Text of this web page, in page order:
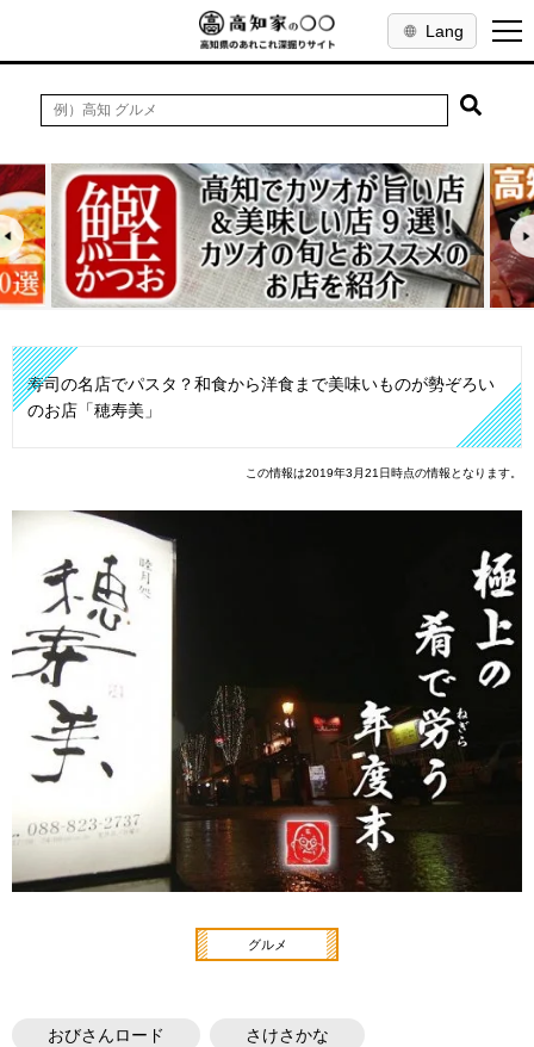
Lang
寿司の名店でパスタ？和食から洋食まで美味いものが勢ぞろい
のお店「穂寿美」
この情報は2019年3月21日時点の情報となります。
グルメ
おびさんロード さけさかな